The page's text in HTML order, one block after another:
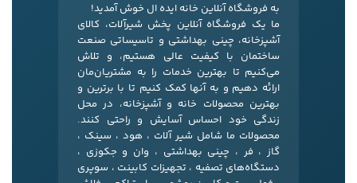
به فروشگاه آنلاین خانه ایده ال خوش آمدید!
ما یک فروشگاه آنلاین پخش شیرآلات، کالای
آشپزخانه، چینی بهداشتی و تاسیساتی صنعت
ساختمان با کیفیت عالی هستیم، و تلاش
می‌کنیم تا بهترین خدمات را به مشتریان‌مان
ارائه دهیم و به آنها کمک کنیم تا با برترین و
بهترین محصولات خانه و آشپزخانه، در محل
زندگی خود احساس آسایش و راحتی کنند.
محصولات ما شامل شیر آلات ، هود ، سینک ،
گاز ، فر ، چینی بهداشتی ، وان و جکوزی ،
دستگاه‌های تصفیه ، تجهیزات کابینت ، سوپری